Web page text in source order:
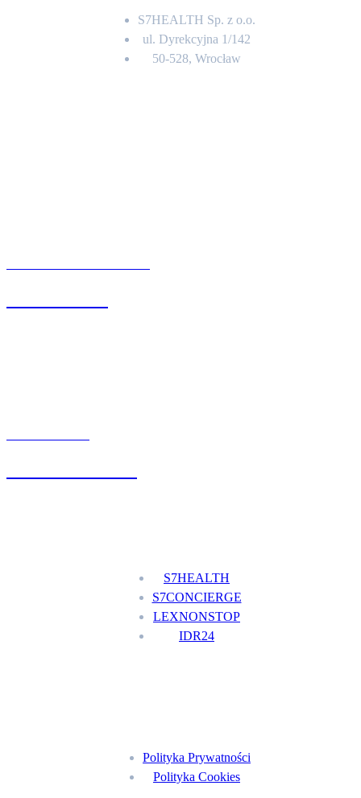
S7HEALTH Sp. z o.o.
ul. Dyrekcyjna 1/142
50-528, Wrocław
S7HEALTH
S7CONCIERGE
LEXNONSTOP
IDR24
Polityka Prywatności
Polityka Cookies